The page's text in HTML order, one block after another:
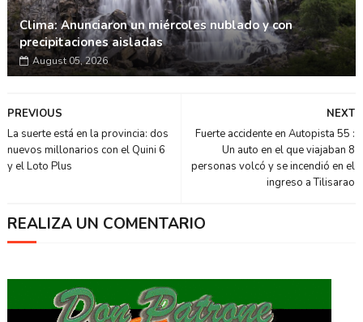
Clima: Anunciaron un miércoles nublado y con
precipitaciones aisladas
August 05, 2026
NEXT
Fuerte accidente en Autopista 55 :
Un auto en el que viajaban 8
personas volcó y se incendió en el
ingreso a Tilisarao
PREVIOUS
La suerte está en la provincia: dos
nuevos millonarios con el Quini 6
y el Loto Plus
REALIZA UN COMENTARIO